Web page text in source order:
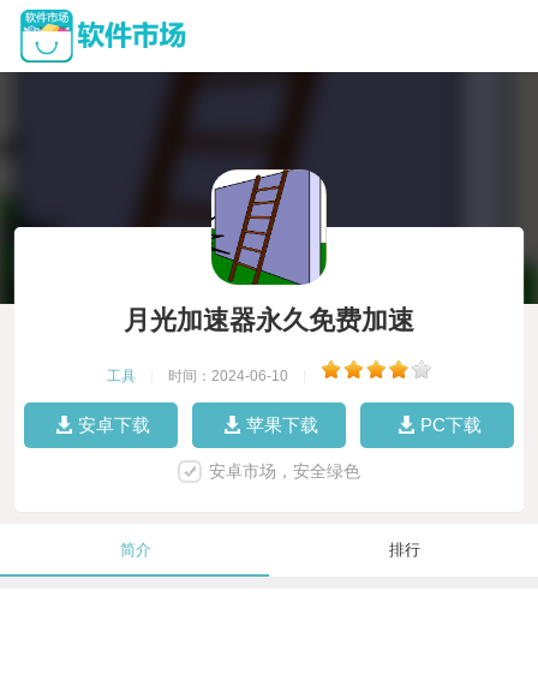
月光加速器永久免费加速
工具 时间：2024-06-10
安卓下载 苹果下载 PC下载
安卓市场，安全绿色
简介 排行